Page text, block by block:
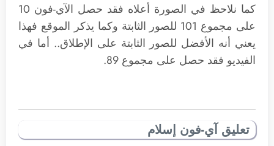
كما نلاحظ في الصورة أعلاه فقد حصل الآي-فون 10
على مجموع 101 للصور الثابتة وكما يذكر الموقع فهذا
يعني أنه الأفضل للصور الثابتة على الإطلاق.. أما في
الفيديو فقد حصل على مجموع 89.
تعليق آي-فون إسلام